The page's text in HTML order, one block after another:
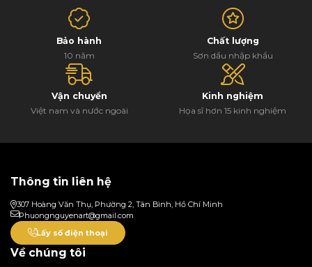
Bảo hành
10 năm
Chất lượng
Sơn dầu nhập khẩu
Vận chuyển
Việt nam và nước ngoài
Kinh nghiệm
Họa sĩ hơn 15 kinh nghiệm
Thông tin liên hệ
307 Hoàng Văn Thụ, Phường 2, Tân Bình, Hồ Chí Minh
Phuongnguyenart@gmail.com
Lấy số điện thoại
Về chúng tôi